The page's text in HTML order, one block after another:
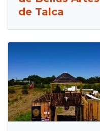
de Talca